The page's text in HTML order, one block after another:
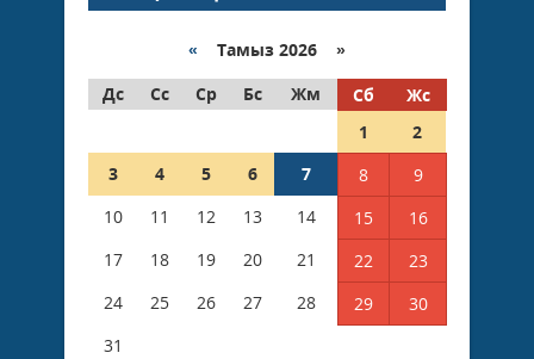
« Тамыз 2026 »
Дс
Сс Ср Бс Жм Сб
Жс
1
2
3
4 5 6 7 8
9
10
11 12 13 14 15
16
17
18 19 20 21 22
23
24
25 26 27 28 29
30
31